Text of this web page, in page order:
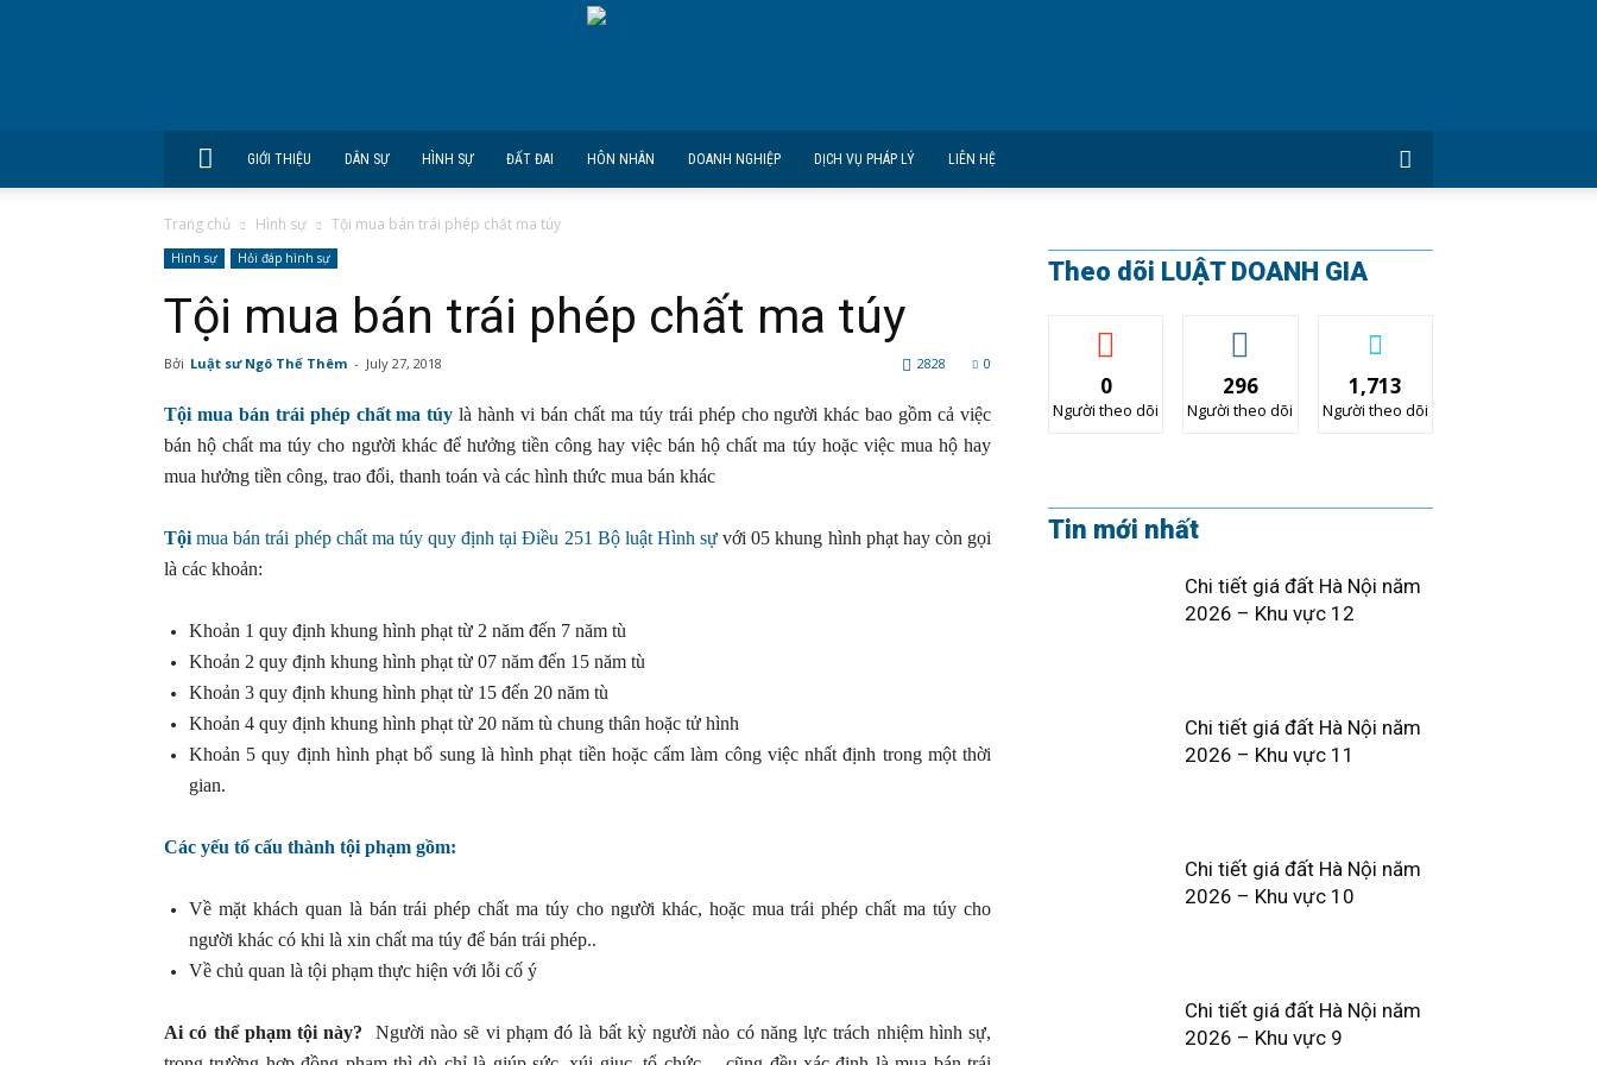
GIỚI THIỆU DÂN SỰ HÌNH SỰ ĐẤT ĐAI HÔN NHÂN DOANH NGHIỆP DỊCH VỤ PHÁP LÝ LIÊN HỆ
Trang chủ Hình sự Tội mua bán trái phép chất ma túy
Hình sự Hỏi đáp hình sự
Tội mua bán trái phép chất ma túy
Bởi Luật sư Ngô Thế Thêm - July 27, 2018 0
2828
Tội mua bán trái phép chất ma túy là hành vi bán chất ma túy trái phép cho người khác bao gồm cả việc
bán hộ chất ma túy cho người khác để hưởng tiền công hay việc bán hộ chất ma túy hoặc việc mua hộ hay
mua hưởng tiền công, trao đổi, thanh toán và các hình thức mua bán khác
Tội mua bán trái phép chất ma túy quy định tại Điều 251 Bộ luật Hình sự với 05 khung hình phạt hay còn gọi
là các khoản:
Khoản 1 quy định khung hình phạt từ 2 năm đến 7 năm tù
Khoản 2 quy định khung hình phạt từ 07 năm đến 15 năm tù
Khoản 3 quy định khung hình phạt từ 15 đến 20 năm tù
Khoản 4 quy định khung hình phạt từ 20 năm tù chung thân hoặc tử hình
Khoản 5 quy định hình phạt bổ sung là hình phạt tiền hoặc cấm làm công việc nhất định trong một thời
gian.
Các yếu tố cấu thành tội phạm gồm:
Về mặt khách quan là bán trái phép chất ma túy cho người khác, hoặc mua trái phép chất ma túy cho
người khác có khi là xin chất ma túy để bán trái phép..
Về chủ quan là tội phạm thực hiện với lỗi cố ý
Ai có thể phạm tội này? Người nào sẽ vi phạm đó là bất kỳ người nào có năng lực trách nhiệm hình sự,
Theo dõi LUẬT DOANH GIA
0
Người theo dõi
296
Người theo dõi
1,713
Người theo dõi
Tin mới nhất
Chi tiết giá đất Hà Nội năm
2026 – Khu vực 12
Chi tiết giá đất Hà Nội năm
2026 – Khu vực 11
Chi tiết giá đất Hà Nội năm
2026 – Khu vực 10
Chi tiết giá đất Hà Nội năm
2026 – Khu vực 9